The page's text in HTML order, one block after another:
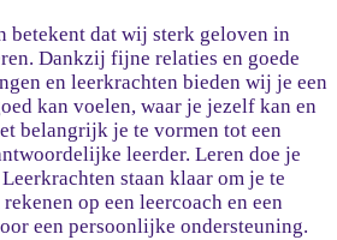
betekent dat wij sterk geloven in
Dankzij fijne relaties en goede
en leerkrachten bieden wij je een
kan voelen, waar je jezelf kan en
belangrijk je te vormen tot een
leerder. Leren doe je
staan klaar om je te
op een leercoach en een
een persoonlijke ondersteuning.